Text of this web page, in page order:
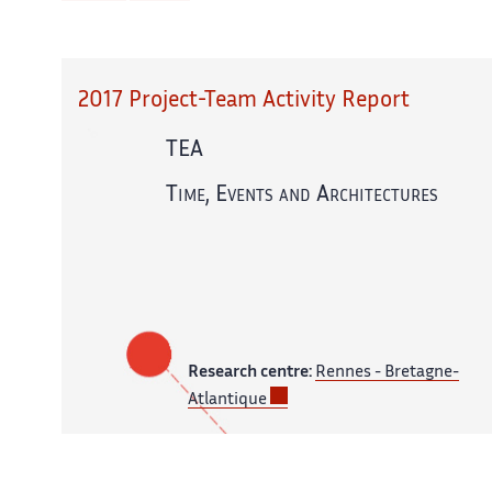
2017 Project-Team Activity Report
TEA
Time, Events and Architectures
Research centre: Rennes - Bretagne-
Atlantique